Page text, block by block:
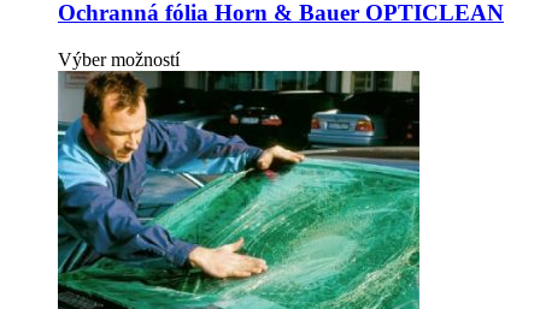
Ochranná fólia Horn & Bauer OPTICLEAN
Výber možnostíTento
produkt
má
viacero
variantov.
Možnosti
si
môžete
vybrať
na
stránke
produktu.